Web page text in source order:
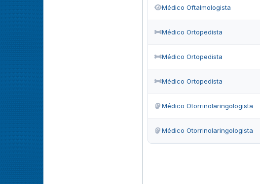
Médico Oftalmologista
Médico Ortopedista
Médico Ortopedista
Médico Ortopedista
Médico Otorrinolaringologista
Médico Otorrinolaringologista